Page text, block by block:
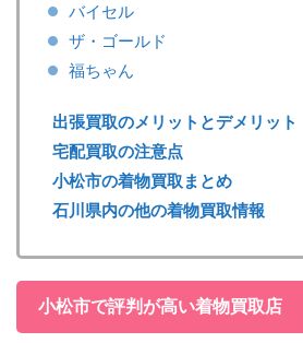
バイセル
ザ・ゴールド
福ちゃん
出張買取のメリットとデメリット
宅配買取の注意点
小松市の着物買取まとめ
石川県内の他の着物買取情報
小松市で評判が高い着物買取店